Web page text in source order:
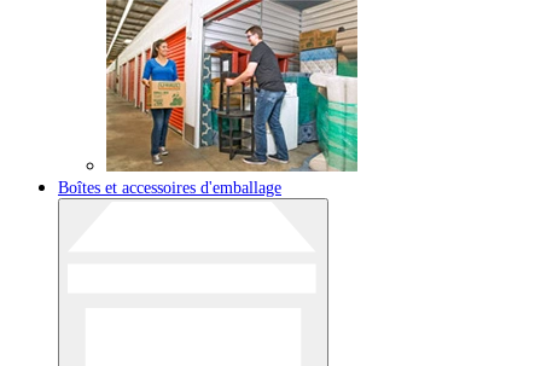
Boîtes et accessoires d'emballage